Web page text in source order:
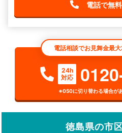
電話で無
電話相談でお見舞金最
24h
対応
※050に切り替わる場合が
徳島県の市